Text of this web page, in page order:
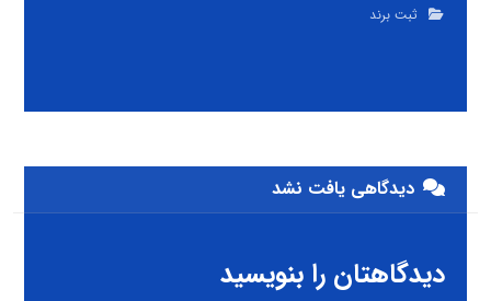
ثبت برند
دیدگاهی یافت نشد
دیدگاهتان را بنویسید